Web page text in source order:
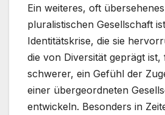
Ein weiteres, oft
pluralistischen Gesellschaft
Identitätskrise, die sie
die von Diversität geprägt ist,
schwerer, ein Gefühl der
einer übergeordneten
entwickeln. Besonders in